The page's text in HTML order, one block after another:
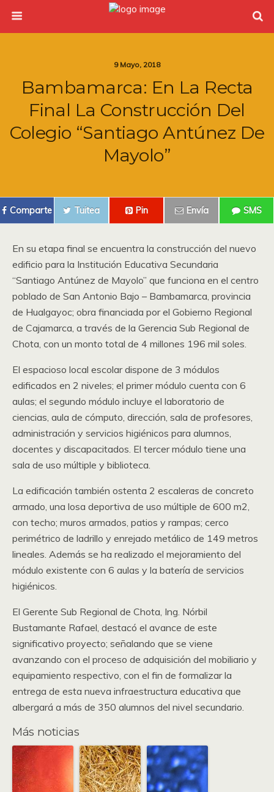
9 Mayo, 2018
Bambamarca: En La Recta
Final La Construcción Del
Colegio “Santiago Antúnez De
Mayolo”
Comparte Tuitea Pin Envía SMS
En su etapa final se encuentra la construcción del nuevo
edificio para la Institución Educativa Secundaria
“Santiago Antúnez de Mayolo” que funciona en el centro
poblado de San Antonio Bajo – Bambamarca, provincia
de Hualgayoc; obra financiada por el Gobierno Regional
de Cajamarca, a través de la Gerencia Sub Regional de
Chota, con un monto total de 4 millones 196 mil soles.
El espacioso local escolar dispone de 3 módulos
edificados en 2 niveles; el primer módulo cuenta con 6
aulas; el segundo módulo incluye el laboratorio de
ciencias, aula de cómputo, dirección, sala de profesores,
administración y servicios higiénicos para alumnos,
docentes y discapacitados. El tercer módulo tiene una
sala de uso múltiple y biblioteca.
La edificación también ostenta 2 escaleras de concreto
armado, una losa deportiva de uso múltiple de 600 m2,
con techo; muros armados, patios y rampas; cerco
perimétrico de ladrillo y enrejado metálico de 149 metros
lineales. Además se ha realizado el mejoramiento del
módulo existente con 6 aulas y la batería de servicios
higiénicos.
El Gerente Sub Regional de Chota, Ing. Nórbil
Bustamante Rafael, destacó el avance de este
significativo proyecto; señalando que se viene
avanzando con el proceso de adquisición del mobiliario y
equipamiento respectivo, con el fin de formalizar la
entrega de esta nueva infraestructura educativa que
albergará a más de 350 alumnos del nivel secundario.
Más noticias